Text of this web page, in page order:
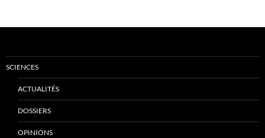
SCIENCES
ACTUALITÉS
DOSSIERS
OPINIONS